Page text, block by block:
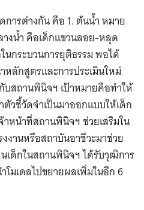
การต่างกัน คือ 1. ต้นน้ำ หมาย
างน้ำ คือเด็กแขวนลอย-หลุด
นกระบวนการยุติธรรม พอได้
ลักสูตรและการประเมินใหม่
บสถานพินิจฯ เป้าหมายคือทำให้
วชี้วัดจำเป็นมาออกแบบให้เด็ก
าหน้าที่สถานพินิจฯ ช่วยเสริมใน
งานหรือสถาบันอาชีวะมาช่วย
เด็กในสถานพินิจฯ ได้รับวุฒิการ
โมเดลไปขยายผลเพิ่มในอีก 6